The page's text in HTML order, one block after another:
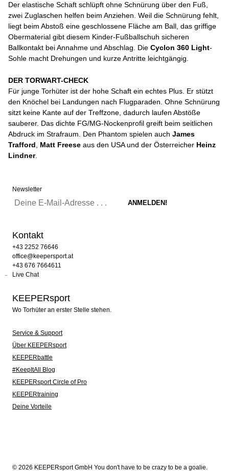
Der elastische Schaft schlüpft ohne Schnürung über den Fuß,
zwei Zuglaschen helfen beim Anziehen. Weil die Schnürung fehlt,
liegt beim Abstoß eine geschlossene Fläche am Ball, das griffige
Obermaterial gibt diesem Kinder-Fußballschuh sicheren
Ballkontakt bei Annahme und Abschlag. Die Cyclon 360 Light-
Sohle macht Drehungen und kurze Antritte leichtgängig.
DER TORWART-CHECK
Für junge Torhüter ist der hohe Schaft ein echtes Plus. Er stützt
den Knöchel bei Landungen nach Flugparaden. Ohne Schnürung
sitzt keine Kante auf der Treffzone, dadurch laufen Abstöße
sauberer. Das dichte FG/MG-Nockenprofil greift beim seitlichen
Abdruck im Strafraum. Den Phantom spielen auch James
Trafford
Matt Freese aus den USA und der Österreicher Heinz
Lindner.
Newsletter
Kontakt
+43 2252 76646
office@keepersport.at
+43 676 7664611
Live Chat
KEEPERsport
Wo Torhüter an erster Stelle stehen.
Service & Support
Über KEEPERsport
KEEPERbattle
#KeepItAll Blog
KEEPERsport Circle of Pro
KEEPERtraining
Deine Vorteile
© 2026 KEEPERsport GmbH You don't have to be crazy to be a goalie.